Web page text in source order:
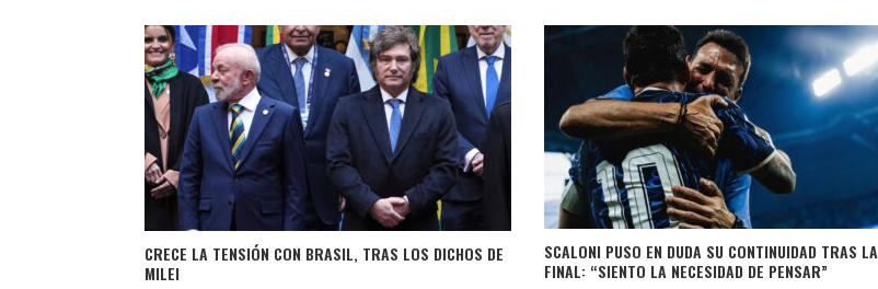
CRECE LA TENSIÓN CON BRASIL, TRAS LOS DICHOS DE
MILEI
SCALONI PUSO EN DUDA SU CONTINUIDAD TRAS LA
FINAL: “SIENTO LA NECESIDAD DE PENSAR”